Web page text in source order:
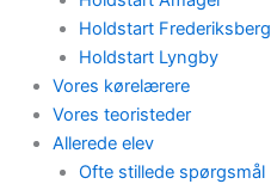
Holdstart Frederiksberg
Holdstart Lyngby
Vores kørelærere
Vores teoristeder
Allerede elev
Ofte stillede spørgsmål